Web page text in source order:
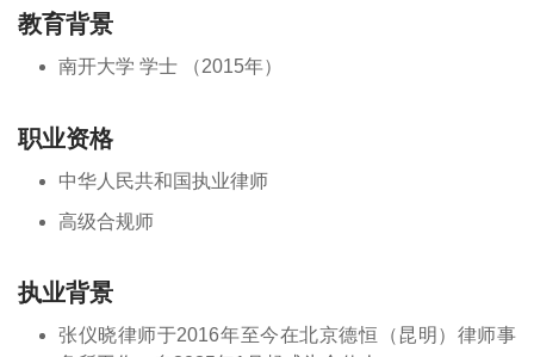
教育背景
南开大学 学士 （2015年）
职业资格
中华人民共和国执业律师
高级合规师
执业背景
张仪晓律师于2016年至今在北京德恒（昆明）律师事